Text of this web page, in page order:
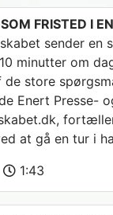
FRISTED I
sender en
minutter om
de store
Enert Presse-
at gå en tur i
1:43